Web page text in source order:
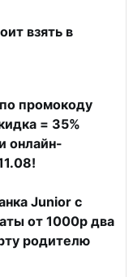
взять в
промокоду
= 35%
онлайн-
Junior с
от 1000р два
родителю